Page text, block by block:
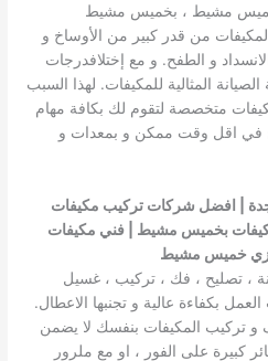
خميس مشيط ، بخميس مشيط
من قدر كبير من الأوساخ و
و الطفح. و مع إختلافدرجات
المثالية للمكيفات. لهذا السبب
متخصصة لتقوم لك بكافة مهام
في اقل وقت ممكن و بمعدات و
| افضل شركات تركيب مكيفات
بخميس مشيط | فني مكيفات
خميس مشيط
، تصليح ، فك ، تركيب ، غسيل
بكفاءة عالية و تجنبها الاعطال.
و تركيب المكيفات بنفسك لا يضمن
كبيرة على الفور ، او مع ملرور